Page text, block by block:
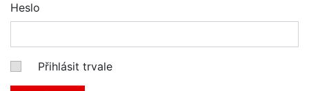
Heslo
Přihlásit trvale